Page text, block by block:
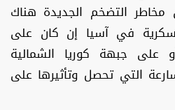
مخاطر التضخم الجديدة هناك
في آسيا إن كان على
على جبهة كوريا الشمالية
التي تحصل وتأثيرها على